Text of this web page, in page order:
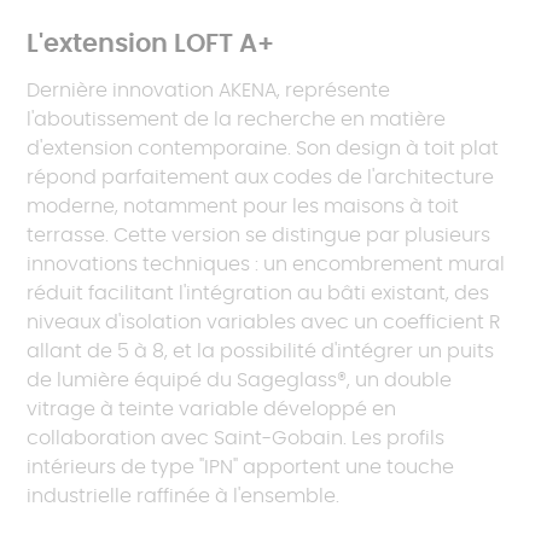
L'extension LOFT A+
Dernière innovation AKENA, représente
l'aboutissement de la recherche en matière
d'extension contemporaine. Son design à toit plat
répond parfaitement aux codes de l'architecture
moderne, notamment pour les maisons à toit
terrasse. Cette version se distingue par plusieurs
innovations techniques : un encombrement mural
réduit facilitant l'intégration au bâti existant, des
niveaux d'isolation variables avec un coefficient R
allant de 5 à 8, et la possibilité d'intégrer un puits
de lumière équipé du Sageglass®, un double
vitrage à teinte variable développé en
collaboration avec Saint-Gobain. Les profils
intérieurs de type "IPN" apportent une touche
industrielle raffinée à l'ensemble.